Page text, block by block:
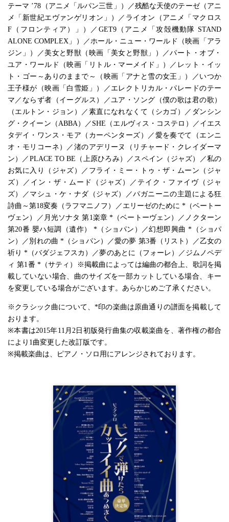
テーマ ’78（アニメ「ルパン三世」）／残酷な天使のテーゼ（アニ
メ「新世紀エヴァンゲリオン」）／ライオン（アニメ「マクロス
F（フロンティア）」）／GET9（アニメ「攻殻機動隊 STAND
ALONE COMPLEX」）／ホール・ニュー・ワールド（映画「アラ
ジン」）／美女と野獣（映画「美女と野獣」）／パート・オブ・
ユア・ワールド（映画「リトル・マーメイド」）／レット・イッ
ト・ゴー～ありのままで～（映画「アナと雪の女王」）／いつか
王子様が（映画「白雪姫」）／エレクトリカル・パレードのテー
マ／ならず者（イーグルス）／ユア・ソング（僕の歌は君の歌）
（エルトン・ジョン）／素直になれなくて（シカゴ）／ダンシン
グ・クイーン（ABBA）／SHE（エルヴィス・コステロ）／イエス
タデイ・ワンス・モア（カーペンターズ）／愛を奏でて（エンニ
オ・モリコーネ）／渚のアデリーヌ（リチャード・クレイダーマ
ン）／PLACE TO BE（上原ひろみ）／スペイン（ジャズ）／私の
お気に入り（ジャズ）／フライ・ミー・トゥ・ザ・ムーン（ジャ
ズ）／イン・ザ・ムード（ジャズ）／テイク・ファイヴ（ジャ
ズ）／マシュ・ケ・ナダ（ジャズ）／パガニーニの主題による狂
詩曲～第18変奏（ラフマニノフ）／エリーゼのために *（ベートー
ヴェン）／月光ソナタ 第1楽章 *（ベートーヴェン）／ノクターン
第20番 嬰ハ短調（遺作） *（ショパン）／幻想即興曲 *（ショパ
ン）／別れの曲 *（ショパン）／愛の夢 第3番（リスト）／乙女の
祈り *（バダジェフスカ）／夢のあとに（フォーレ）／ジムノペデ
ィ 第1番 *（サティ）※掲載曲によっては編曲の都合上、歌詞を掲
載していない場合、曲のサイズを一部カットしている場合、キー
を変更している場合がございます。あらかじめご了承ください。
※クラシック曲について、*印の楽曲は原曲通りの譜面を掲載して
おります。
※本書は2015年11月2日初版発行曲集の収載楽曲を、著作権の都合
により1曲変更した改訂版です。
※掲載楽曲は、ピアノ・ソロ用にアレンジされております。